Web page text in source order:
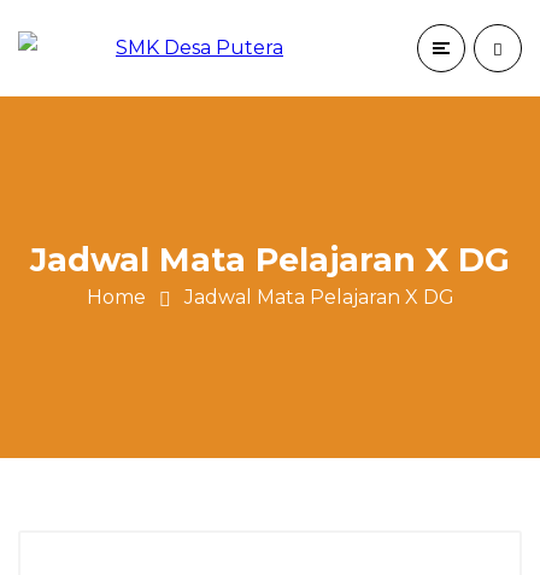
Jadwal Mata Pelajaran X DG
Home Jadwal Mata Pelajaran X DG